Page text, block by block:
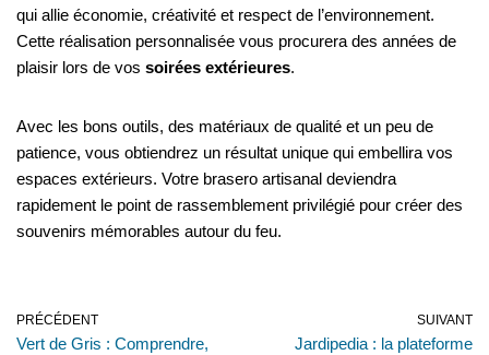
qui allie économie, créativité et respect de l’environnement.
Cette réalisation personnalisée vous procurera des années de
plaisir lors de vos soirées extérieures.
Avec les bons outils, des matériaux de qualité et un peu de
patience, vous obtiendrez un résultat unique qui embellira vos
espaces extérieurs. Votre brasero artisanal deviendra
rapidement le point de rassemblement privilégié pour créer des
souvenirs mémorables autour du feu.
PRÉCÉDENT
Vert de Gris : Comprendre,
SUIVANT
Jardipedia : la plateforme